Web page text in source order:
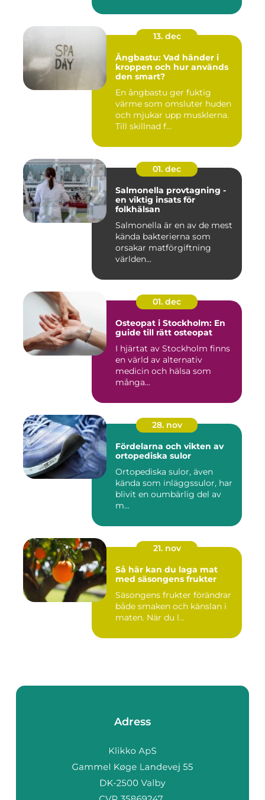
13. dec
Ångbastu: Vad händer i
kroppen och hur används
den smart?
En ångbastu ger fuktig
värme som omsluter huden
och mjukar upp musklerna.
Till skillnad f...
01. dec
Salmonella provtagning -
en viktig insats för
folkhälsan
Salmonella är en av de mest
kända bakterierna som
orsakar matförgiftning
världen...
01. dec
Osteopat i Stockholm: En
guide till rätt osteopat
I hjärtat av Stockholm finns
en värld av alternativ
medicin och hälsa som
många...
28. nov
Fördelarna och vikten av
ortopediska sulor
Ortopediska sulor, även
kända som inläggssulor, har
blivit en oumbärlig del av
m...
21. nov
Så här kan du laga mat
med säsongens frukter
Säsongens frukter förändrar
både smaken och känslan i
maten. När du l...
Adress